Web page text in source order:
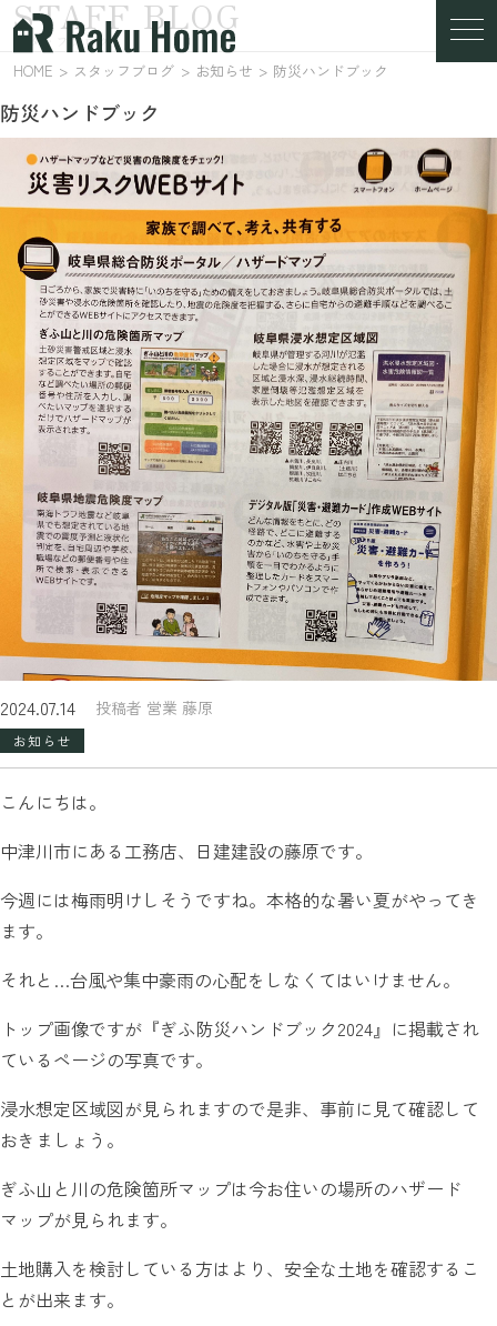
スタッフブログ
STAFF BLOG
HOME スタッフブログ お知らせ 防災ハンドブック
防災ハンドブック
2024.07.14 投稿者 営業 藤原
お知らせ
こんにちは。
中津川市にある工務店、日建建設の藤原です。
今週には梅雨明けしそうですね。本格的な暑い夏がやってき
ます。
それと…台風や集中豪雨の心配をしなくてはいけません。
トップ画像ですが『ぎふ防災ハンドブック2024』に掲載され
ているページの写真です。
浸水想定区域図が見られますので是非、事前に見て確認して
おきましょう。
ぎふ山と川の危険箇所マップは今お住いの場所のハザード
マップが見られます。
土地購入を検討している方はより、安全な土地を確認するこ
とが出来ます。